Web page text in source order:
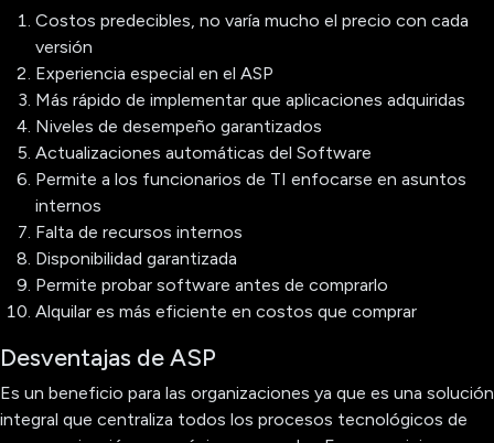
Costos predecibles, no varía mucho el precio con cada
versión
Experiencia especial en el ASP
Más rápido de implementar que aplicaciones adquiridas
Niveles de desempeño garantizados
Actualizaciones automáticas del Software
Permite a los funcionarios de TI enfocarse en asuntos
internos
Falta de recursos internos
Disponibilidad garantizada
Permite probar software antes de comprarlo
Alquilar es más eficiente en costos que comprar
Desventajas de ASP
Es un beneficio para las organizaciones ya que es una solución
integral que centraliza todos los procesos tecnológicos de